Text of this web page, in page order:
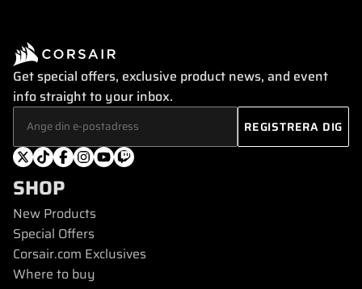
Get special offers, exclusive product news, and event
info straight to your inbox.
SHOP
New Products
Special Offers
Corsair.com Exclusives
Where to buy